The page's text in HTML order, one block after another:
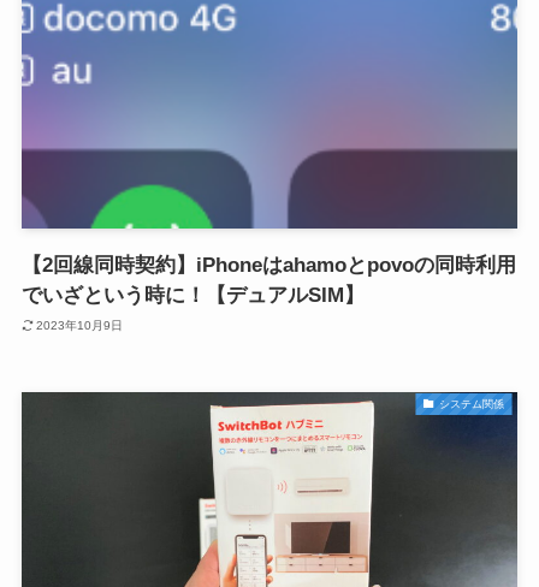
【2回線同時契約】iPhoneはahamoとpovoの同時利用
でいざという時に！【デュアルSIM】
2023年10月9日
システム関係